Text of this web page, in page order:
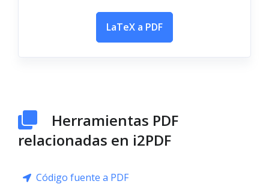
LaTeX a PDF
Herramientas PDF
relacionadas en i2PDF
Código fuente a PDF